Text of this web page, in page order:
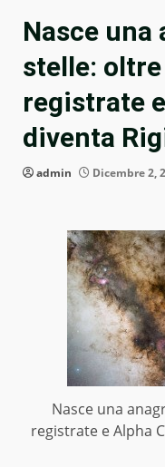
Nasce una
stelle:
registrate
diventa
admin Dicembre 2,
Nasce una
registrate e Alpha